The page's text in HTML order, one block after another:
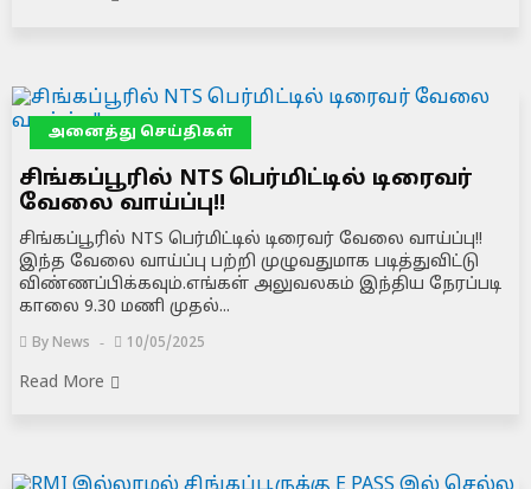
அனைத்து செய்திகள்
சிங்கப்பூரில் NTS பெர்மிட்டில் டிரைவர்
வேலை வாய்ப்பு!!
சிங்கப்பூரில் NTS பெர்மிட்டில் டிரைவர் வேலை வாய்ப்பு!!
இந்த வேலை வாய்ப்பு பற்றி முழுவதுமாக படித்துவிட்டு
விண்ணப்பிக்கவும்.எங்கள் அலுவலகம் இந்திய நேரப்படி
காலை 9.30 மணி முதல்...
By News 10/05/2025
Read More